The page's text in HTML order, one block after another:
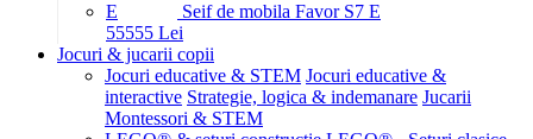
Seif de mobila Favor S7 E
55555 Lei
Jocuri & jucarii copii
Jocuri educative & STEM Jocuri educative &
interactive Strategie, logica & indemanare Jucarii
Montessori & STEM